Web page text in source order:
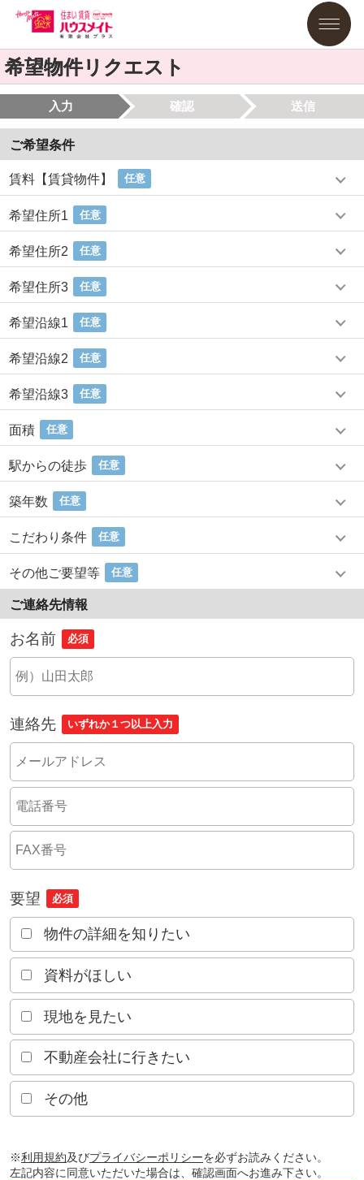
希望物件リクエスト
入力 確認 送信
ご希望条件
賃料【賃貸物件】 任意
希望住所1 任意
希望住所2 任意
希望住所3 任意
希望沿線1 任意
希望沿線2 任意
希望沿線3 任意
面積 任意
駅からの徒歩 任意
築年数 任意
こだわり条件 任意
その他ご要望等 任意
ご連絡先情報
お名前 必須
連絡先 いずれか１つ以上入力
要望 必須
物件の詳細を知りたい
資料がほしい
現地を見たい
不動産会社に行きたい
その他
※利用規約及びプライバシーポリシーを必ずお読みください。
左記内容に同意いただいた場合は、確認画面へお進み下さい。